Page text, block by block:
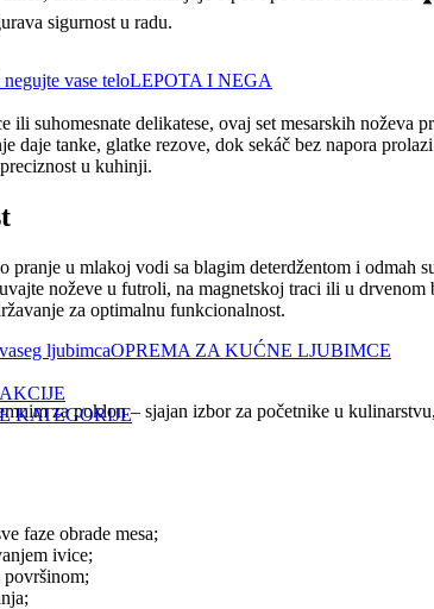
LEPOTA I NEGA
OPREMA ZA KUĆNE LJUBIMCE
KATEGORIJE
sigurnost u radu.
ili suhomesnate delikatese, ovaj set mesarskih
daje tanke, glatke rezove, dok sekáč bez napora
u kuhinji.
pranje u mlakoj vodi sa blagim deterdžentom i
noževe u futroli, na magnetskoj traci ili u
za optimalnu funkcionalnost.
za poklon – sjajan izbor za početnike u
faze obrade mesa;
ivice;
površinom;